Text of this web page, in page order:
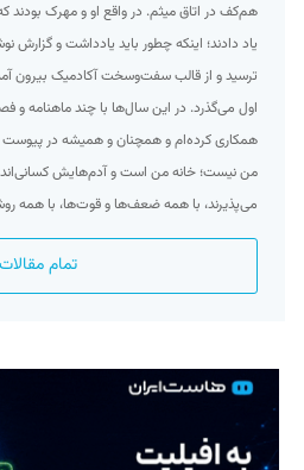
هم‌کف در اتاق میثم. در واقع او و مهرک بودند
یاد دادند؛ اینکه چطور باید یادداشت و گزارش
ترسید و از قالب سفت‌وسخت آکادمیک بیرون آمد.
اول می‌گذرد. در این سال‌ها با چند ماهنامه و
همکاری کرده‌ام و همچنان و همیشه در پیوست
من نیست؛ خانه من است و آدم‌هایش
می‌پذیرند، با همه ضعف‌ها و قوت‌ها، با همه
تمام مقالات